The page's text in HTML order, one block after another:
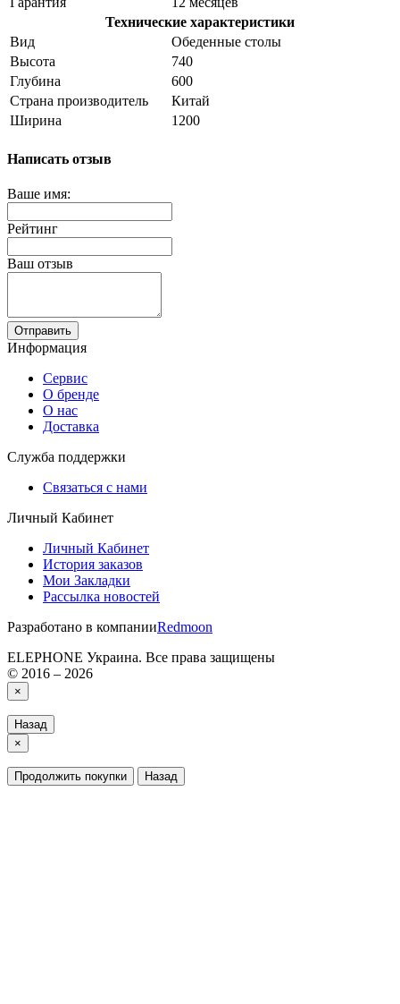
Технические характеристики
Вид
Обеденные столы
Высота
740
Глубина
600
Страна производитель
Китай
Ширина
1200
Написать отзыв
Ваше имя:
Рейтинг
Ваш отзыв
Отправить
Информация
Сервис
О бренде
О нас
Доставка
Служба поддержки
Связаться с нами
Личный Кабинет
Личный Кабинет
История заказов
Мои Закладки
Рассылка новостей
Разработано в компанииRedmoon
ELEPHONE Украина. Все права защищены
© 2016 – 2026
×
Назад
×
Продолжить покупки Назад